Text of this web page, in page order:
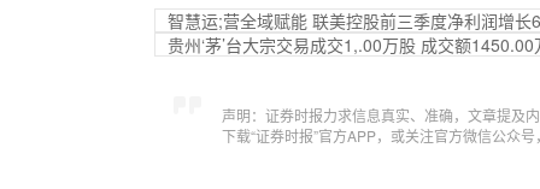
智慧运;营全域赋能 联美控股前三季度净利润增长
贵州‘茅’台大宗交易成交1,.00万股 成交额1450.00
声明：证券时报力求信息真实、准确，文章提及
下载“证券时报”官方APP，或关注官方微信公众